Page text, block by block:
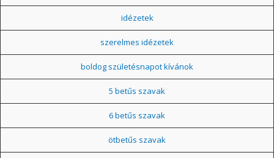
idézetek
szerelmes idézetek
boldog születésnapot kívánok
5 betűs szavak
6 betűs szavak
ötbetűs szavak